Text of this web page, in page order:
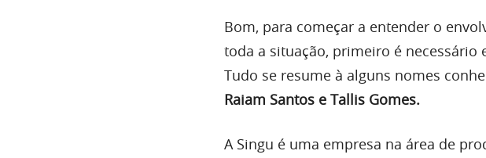
Bom, para começar a entender o
toda a situação, primeiro é
Tudo se resume à alguns nomes
Raiam Santos e Tallis Gomes.
A Singu é uma empresa na área de